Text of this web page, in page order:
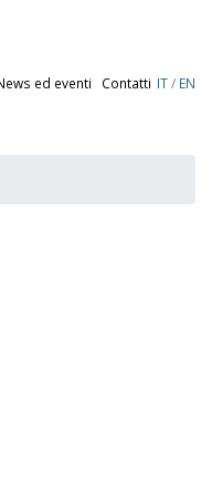
ed eventi Contatti IT/ EN